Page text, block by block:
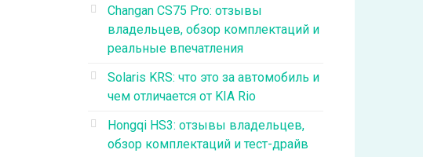
Changan CS75 Pro: отзывы
владельцев, обзор комплектаций и
реальные впечатления
Solaris KRS: что это за автомобиль и
чем отличается от KIA Rio
Hongqi HS3: отзывы владельцев,
обзор комплектаций и тест-драйв